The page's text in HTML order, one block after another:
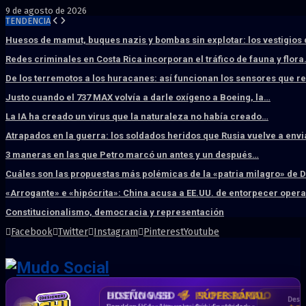
9 de agosto de 2026
TENDENCIA
Huesos de mamut, buques nazis y bombas sin explotar: los vestigios
Redes criminales en Costa Rica incorporan el tráfico de fauna y
De los terremotos a los huracanes: así funcionan los sensores que
Justo cuando el 737 MAX volvía a darle oxígeno a Boeing, la…
La IA ha creado un virus que la naturaleza no había creado…
Atrapados en la guerra: los soldados heridos que Rusia vuelve a
3 maneras en las que Petro marcó un antes y un después…
Cuáles son las propuestas más polémicas de la «patria milagro» de
«Arrogante» e «hipócrita»: China acusa a EE.UU. de entorpecer
Constitucionalismo, democracia y representación
Facebook Twitter Instagram PinterestYoutube
HOSTING SSD SÚPER RÁPIDO
DISEÑO WEB PROFESIONAL
CRM & DASHBOARD A MEDIDA
CORREO CORPORATIVO